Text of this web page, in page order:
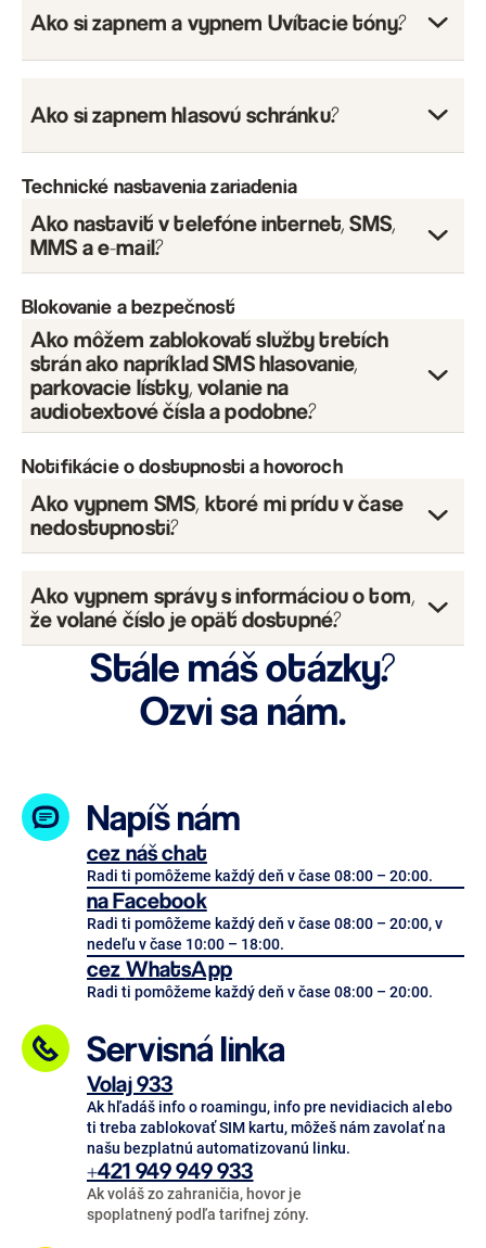
Ako si zapnem a vypnem Uvítacie tóny?
UV 1
Ako si zapnem hlasovú schránku?
Technické nastavenia zariadenia
Ako nastaviť v telefóne internet, SMS,
MMS a e-mail?
Blokovanie a bezpečnosť
Ako môžem zablokovať služby tretích
strán ako napríklad SMS hlasovanie,
parkovacie lístky, volanie na
audiotextové čísla a podobne?
Notifikácie o dostupnosti a hovoroch
Ako vypnem SMS, ktoré mi prídu v čase
nedostupnosti?
Ako vypnem správy s informáciou o tom,
že volané číslo je opäť dostupné?
Stále máš otázky?
Ozvi sa nám.
Napíš nám
cez náš chat
Radi ti pomôžeme každý deň v čase 08:00 – 20:00.
na Facebook
Radi ti pomôžeme každý deň v čase 08:00 – 20:00, v
nedeľu v čase 10:00 – 18:00.
cez WhatsApp
Radi ti pomôžeme každý deň v čase 08:00 – 20:00.
Servisná linka
Volaj 933
Ak hľadáš info o roamingu, info pre nevidiacich alebo
ti treba zablokovať SIM kartu, môžeš nám zavolať na
našu bezplatnú automatizovanú linku.
+421 949 949 933
Ak voláš zo zahraničia, hovor je
spoplatnený podľa tarifnej zóny.